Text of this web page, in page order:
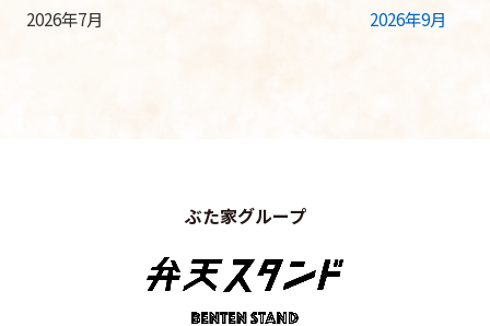
2026年7月 2026年9月
ぶた家グループ